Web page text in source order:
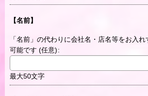
【名前】
「名前」の代わりに会社名・店名等をお入
可能です (任意):
最大50文字